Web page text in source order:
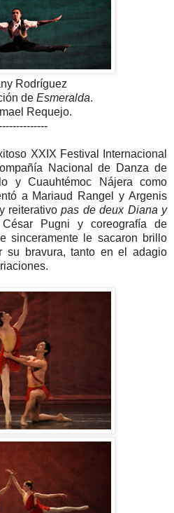
Rodríguez
de Esmeralda.
Requejo.
XXIX Festival Internacional
Nacional de Danza de
y Cuauhtémoc Nájera como
a Mariaud Rangel y Argenis
reiterativopas de deux Diana y
Pugni y coreografía de
sinceramente le sacaron brillo
su bravura, tanto en el adagio